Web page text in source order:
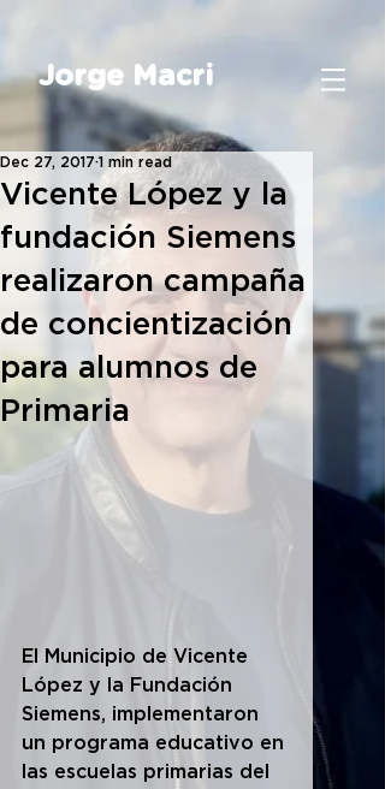
Jorge Macri
Vicente López y la
fundación Siemens
realizaron campaña
de concientización
para alumnos de
Primaria
Dec 27, 2017 1 min read
El Municipio de Vicente
López y la Fundación
Siemens, implementaron
un programa educativo en
las escuelas primarias del